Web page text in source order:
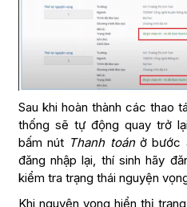
Sau khi hoàn thành các thao
thống sẽ tự động quay trở
bấm nút Thanh toánở bước
đăng nhập lại, thí sinh hãy
kiểm tra trạng thái nguyện
Khi nguyện vọng hiển thị